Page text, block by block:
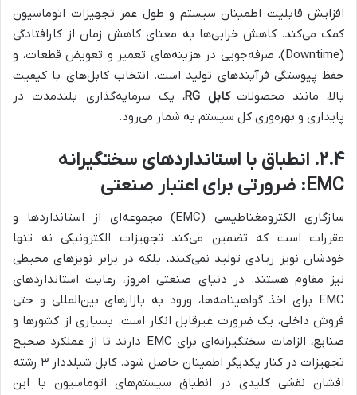
افزایش قابلیت اطمینان سیستم و طول عمر تجهیزات اتوماسیون
کمک می‌کند. کاهش خرابی‌ها به معنای کاهش زمان از کارافتادگی
(Downtime)، صرفه‌جویی در هزینه‌های تعمیر و تعویض قطعات، و
حفظ پیوستگی فرآیندهای تولید است. انتخاب کابل‌های با کیفیت
بالا، مانند محصولات کابل RG
، یک سرمایه‌گذاری بلندمدت در
پایداری و بهره‌وری کل سیستم به شمار می‌رود.
۲.۴. انطباق با استانداردهای سختگیرانه
EMC: ضرورتی برای اعتبار صنعتی
سازگاری الکترومغناطیسی (EMC) مجموعه‌ای از استانداردها و
مقررات است که تضمین می‌کند تجهیزات الکترونیکی نه تنها
خودشان نویز زیادی تولید نمی‌کنند، بلکه در برابر نویزهای محیطی
نیز مقاوم هستند. در دنیای صنعتی امروز، رعایت استانداردهای
EMC برای اخذ گواهینامه‌ها، ورود به بازارهای بین‌المللی و حتی
فروش داخلی، یک ضرورت غیرقابل انکار است. بسیاری از کشورها و
صنایع، الزامات سختگیرانه‌ای برای EMC دارند تا از عملکرد صحیح
تجهیزات در کنار یکدیگر اطمینان حاصل شود. کابل شیلددار ۳ رشته
افشان نقشی کلیدی در انطباق سیستم‌های اتوماسیون با این